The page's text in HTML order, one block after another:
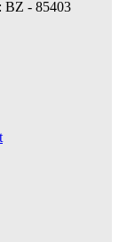
BZ - 85403